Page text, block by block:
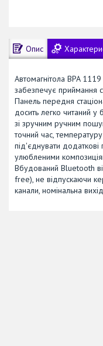
Опис
Автомагнітола BPA
забезпечує приймання
Панель передня
досить легко читаний
зі зручним ручним
точний час,
під'єднувати
улюбленими
Вбудований Bluetooth
free), не відпускаючи
канали, номінальна